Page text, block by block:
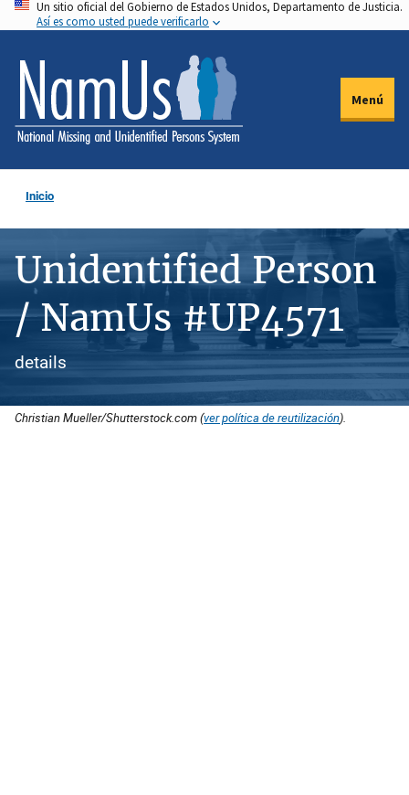
Pasar
al
contenido
principal
Un sitio oficial del Gobierno de Estados Unidos, Departamento de Justicia.
Así es como usted puede verificarlo
Menú
Inicio
Unidentified Person
/ NamUs #UP4571
details
Christian Mueller/Shutterstock.com (ver política de reutilización).